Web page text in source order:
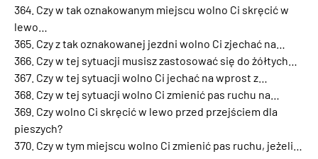
Czy w tak oznakowanym miejscu wolno Ci skręcić w
lewo…
Czy z tak oznakowanej jezdni wolno Ci zjechać na…
Czy w tej sytuacji musisz zastosować się do żółtych…
Czy w tej sytuacji wolno Ci jechać na wprost z…
Czy w tej sytuacji wolno Ci zmienić pas ruchu na…
Czy wolno Ci skręcić w lewo przed przejściem dla
pieszych?
Czy w tym miejscu wolno Ci zmienić pas ruchu, jeżeli…